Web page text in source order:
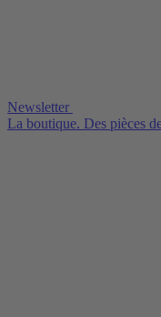
Newsletter
La boutique. Des pièces